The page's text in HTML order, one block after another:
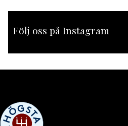
Följ oss på Instagram